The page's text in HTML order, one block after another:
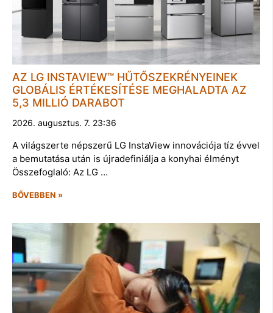
AZ LG INSTAVIEW™ HŰTŐSZEKRÉNYEINEK
GLOBÁLIS ÉRTÉKESÍTÉSE MEGHALADTA AZ
5,3 MILLIÓ DARABOT
2026. augusztus. 7. 23:36
A világszerte népszerű LG InstaView innovációja tíz évvel
a bemutatása után is újradefiniálja a konyhai élményt
Összefoglaló: Az LG …
BŐVEBBEN »